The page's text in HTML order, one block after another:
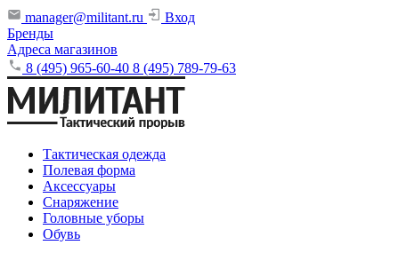
manager@militant.ru
Вход
Бренды
Адреса магазинов
8 (495) 965-60-40 8 (495) 789-79-63
Тактическая одежда
Полевая форма
Аксессуары
Снаряжение
Головные уборы
Обувь